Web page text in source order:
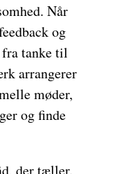
Når
og
tanke til
arrangerer
møder,
og finde
der tæller.